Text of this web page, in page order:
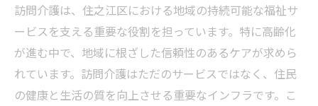
訪問介護は、住之江区における地域の持続可能な福祉サ
ービスを支える重要な役割を担っています。特に高齢化
が進む中で、地域に根ざした信頼性のあるケアが求めら
れています。訪問介護はただのサービスではなく、住民
の健康と生活の質を向上させる重要なインフラです。こ